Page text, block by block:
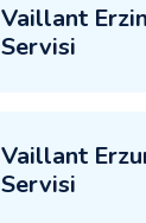
Vaillant
Servisi
Vaillant
Servisi